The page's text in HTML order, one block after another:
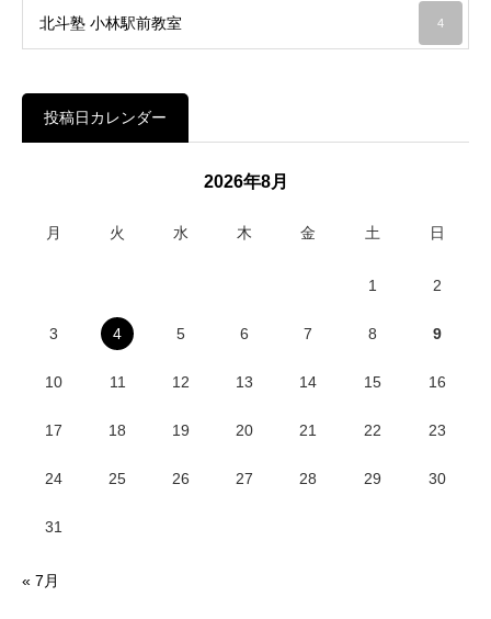
北斗塾 小林駅前教室 4
投稿日カレンダー
2026年8月
月 火 水 木 金 土 日
1 2
3 4 5 6 7 8 9
10 11 12 13 14 15 16
17 18 19 20 21 22 23
24 25 26 27 28 29 30
31
« 7月